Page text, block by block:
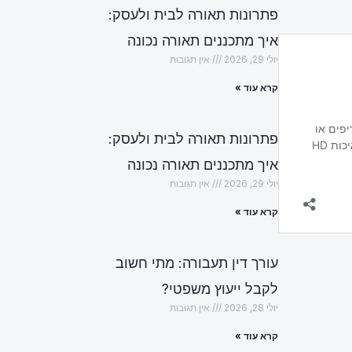
פתרונות תאורה לבית ולעסק:
איך מתכננים תאורה נכונה
יולי 29, 2026 אין תגובות
קרא עוד »
פתרונות תאורה לבית ולעסק:
איך מתכננים תאורה נכונה
יולי 29, 2026 אין תגובות
קרא עוד »
עורך דין תעבורה: מתי חשוב
לקבל ייעוץ משפטי?
יולי 28, 2026 אין תגובות
קרא עוד »